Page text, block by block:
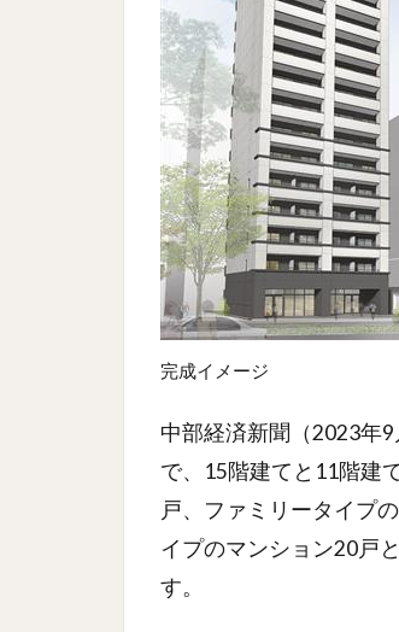
完成イメージ
中部経済新聞（2023年
で、15階建てと11階建
戸、ファミリータイプ
イプのマンション20戸
す。